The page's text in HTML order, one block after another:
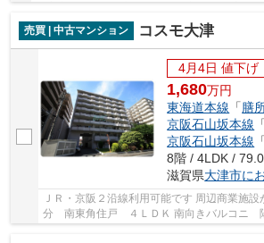
売買 | 中古マンション
コスモ大津
4月4日 値下げ
1,680万円
東海道本線 「膳
京阪石山坂本線
京阪石山坂本線
8階 / 4LDK /
滋賀県大津市に
ＪＲ・京阪２沿線利用可能です 周辺商業施
分 南東角住戸 ４ＬＤＫ 南向きバルコニ